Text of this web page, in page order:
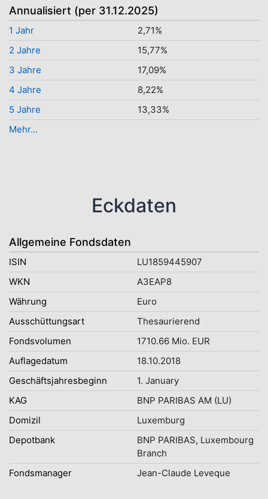
Annualisiert (per 31.12.2025)
1 Jahr
2,71%
2 Jahre
15,77%
3 Jahre
17,09%
4 Jahre
8,22%
5 Jahre
13,33%
Mehr...
Eckdaten
Allgemeine Fondsdaten
ISIN
LU1859445907
WKN
A3EAP8
Währung
Euro
Ausschüttungsart
Thesaurierend
Fondsvolumen
1710.66 Mio. EUR
Auflagedatum
18.10.2018
Geschäftsjahresbeginn
1. January
KAG
BNP PARIBAS AM (LU)
Domizil
Luxemburg
Depotbank
BNP PARIBAS, Luxembourg
Branch
Fondsmanager
Jean-Claude Leveque